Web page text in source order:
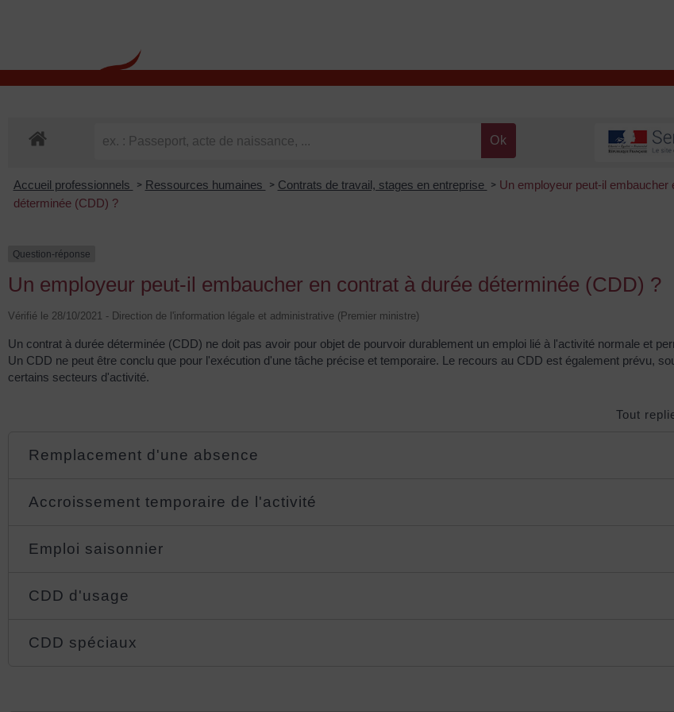
Accueil professionnels > Ressources humaines > Contrats de travail, stages en entreprise > Un employeur peut-il embaucher
déterminée (CDD) ?
Question-réponse
Un employeur peut-il embaucher en contrat à durée déterminée (CDD) ?
Vérifié le 28/10/2021 - Direction de l'information légale et administrative (Premier ministre)
Un contrat à durée déterminée (CDD) ne doit pas avoir pour objet de pourvoir durablement un emploi lié à l'activité normale et
Un CDD ne peut être conclu que pour l'exécution d'une tâche précise et temporaire. Le recours au CDD est également prévu,
certains secteurs d'activité.
Tout
Remplacement d'une absence
Accroissement temporaire de l'activité
Emploi saisonnier
CDD d'usage
CDD spéciaux